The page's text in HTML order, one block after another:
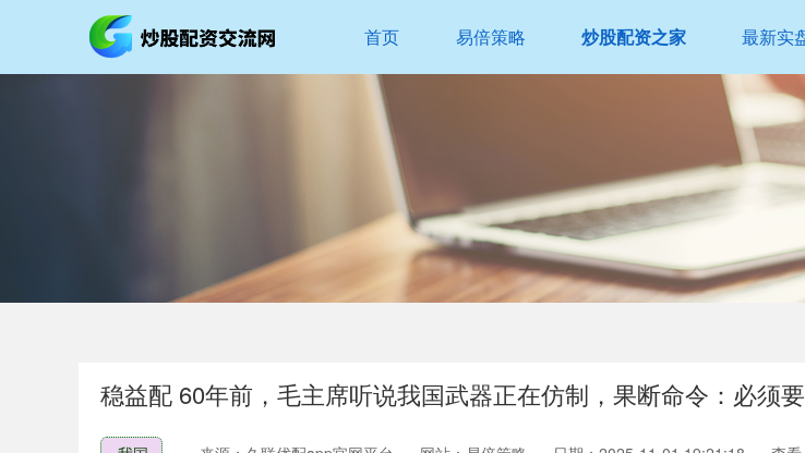
首页 易倍策略 炒股配资之家 最新实
稳益配 60年前，毛主席听说我国武器正在仿制，果断命令：必须